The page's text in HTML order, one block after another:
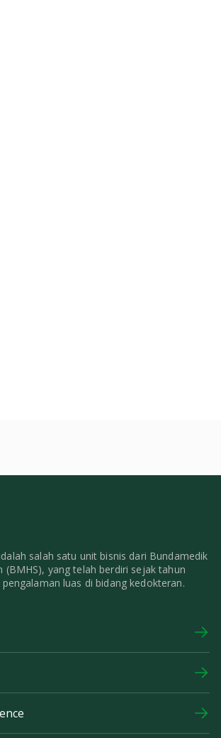
salah satu unit bisnis dari Bundamedik
(BMHS), yang telah berdiri sejak tahun
luas di bidang kedokteran.